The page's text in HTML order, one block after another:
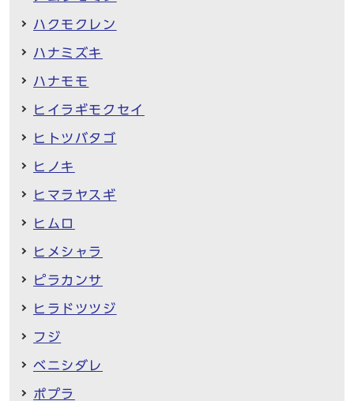
ハクモクレン
ハナミズキ
ハナモモ
ヒイラギモクセイ
ヒトツバタゴ
ヒノキ
ヒマラヤスギ
ヒムロ
ヒメシャラ
ピラカンサ
ヒラドツツジ
フジ
ベニシダレ
ポプラ